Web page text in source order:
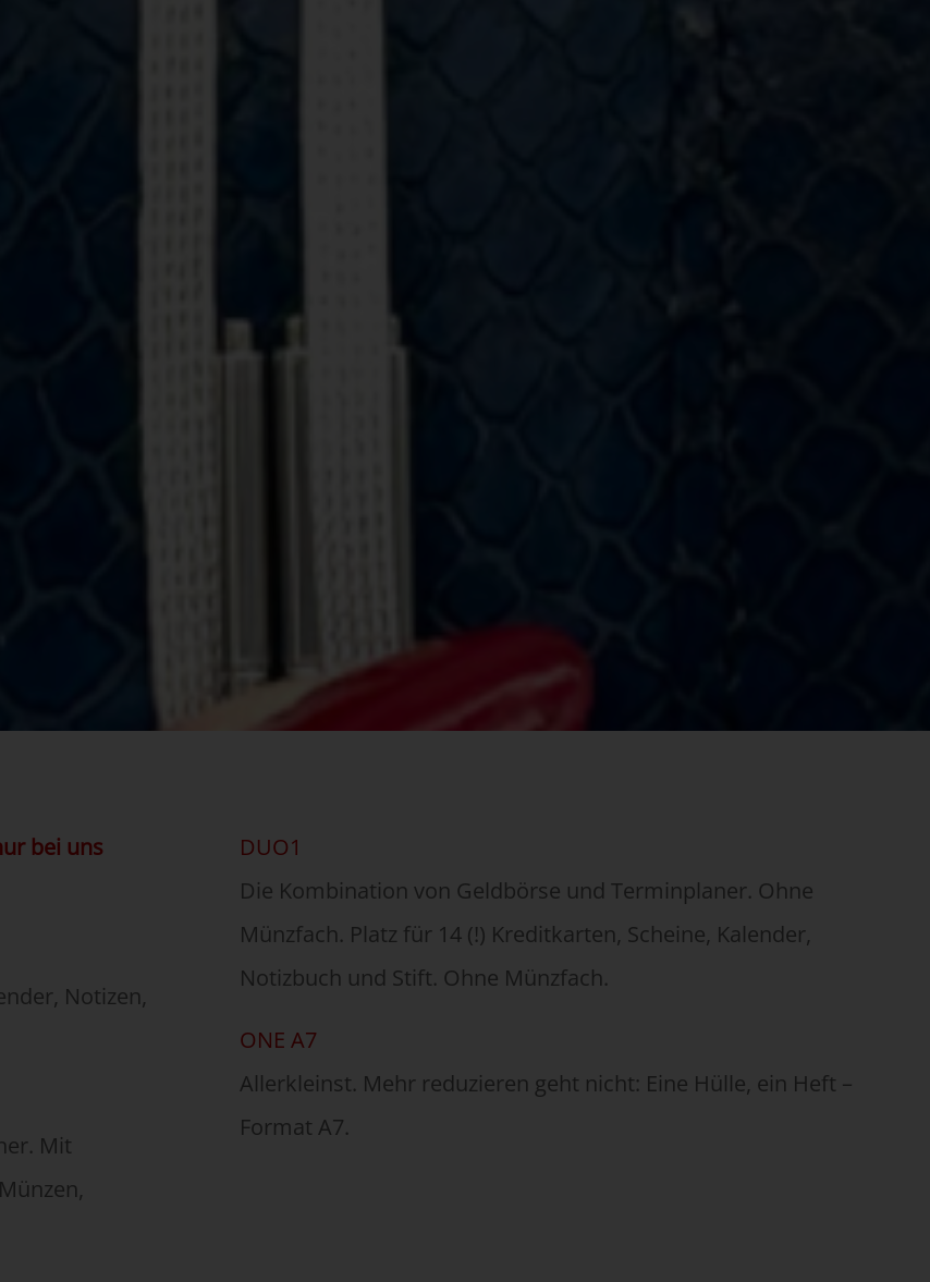
bei uns
Notizen,
Mit
DUO1
Die Kombination von Geldbörse und Terminplaner. Ohne
Münzfach. Platz für 14 (!) Kreditkarten, Scheine, Kalender,
Notizbuch und Stift. Ohne Münzfach.
ONE A7
Allerkleinst. Mehr reduzieren geht nicht: Eine Hülle, ein Heft –
Format A7.